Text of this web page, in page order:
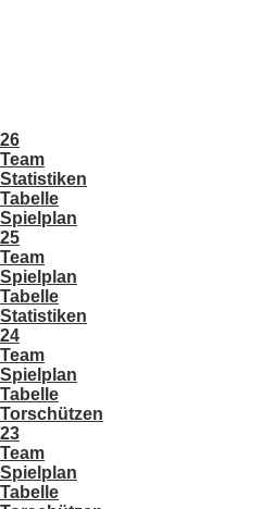
Team
Statistiken
Tabelle
Spielplan
Team
Spielplan
Tabelle
Statistiken
Team
Spielplan
Tabelle
Torschützen
Team
Spielplan
Tabelle